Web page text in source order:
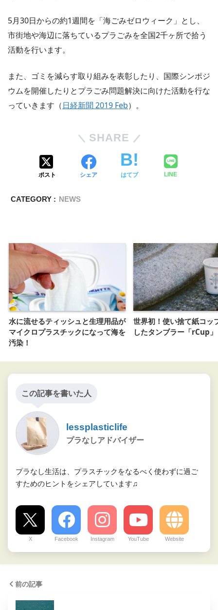
5月30日からの約1週間を「海ごみゼロウィーク」とし、
市街地や海辺に落ちているプラごみを全国2千ヶ所で拾う
活動を行います。
また、ゴミを減らす取り組みを表彰したり、国際シンポジ
ウムを開催したりとプラごみ問題解決に向けた活動を行な
っていきます（日経新聞 2019 Feb）。
SHARE
ポスト シェア はてブ LINE
CATEGORY : NEWS
水に流せるティッシュと生理用品が
マイクロプラスチックになって海を
汚染！
世界初！使い捨て紙コッ
したタンブラー「rCup」
この記事を書いた人
lessplasticlife
プラなしアドバイザー
プラなし生活は、プラスチックをなるべく使わずに過ご
すためのヒントをシェアしています♫
X Facebook Instagram YouTube Website
前の記事